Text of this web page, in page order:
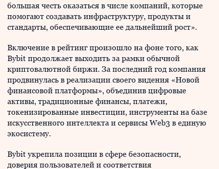
большая честь оказаться в числе компаний, которые
помогают создавать инфраструктуру, продукты и
стандарты, обеспечивающие ее дальнейший рост».
Включение в рейтинг произошло на фоне того, как
Bybit продолжает выходить за рамки обычной
криптовалютной биржи. За последний год компания
продвинулась в реализации своего видения «Новой
финансовой платформы», объединив цифровые
активы, традиционные финансы, платежи,
токенизированные инвестиции, инструменты на базе
искусственного интеллекта и сервисы Web3 в единую
экосистему.
Bybit укрепила позиции в сфере безопасности,
доверия пользователей и соответствия